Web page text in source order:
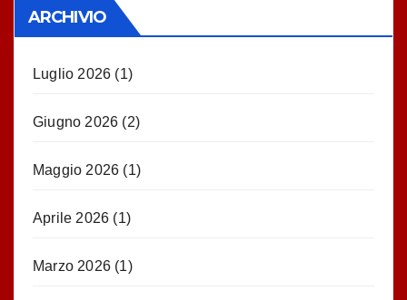
ARCHIVIO
Luglio 2026 (1)
Giugno 2026 (2)
Maggio 2026 (1)
Aprile 2026 (1)
Marzo 2026 (1)